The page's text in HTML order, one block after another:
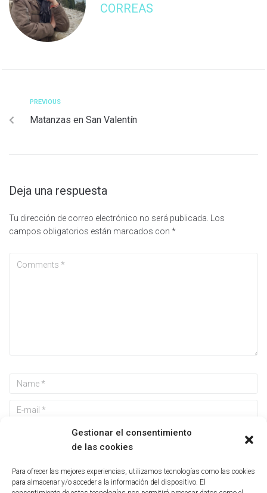
Gestionar el consentimiento
de las cookies
Para ofrecer las mejores experiencias, utilizamos tecnologías como las cookies
para almacenar y/o acceder a la información del dispositivo. El
CORREAS
PREVIOUS
Matanzas en San Valentín
Deja una respuesta
Tu dirección de correo electrónico no será publicada.
Los
campos obligatorios están marcados con *
Guarda mi nombre, correo electrónico y web en este
navegador para la próxima vez que comente.